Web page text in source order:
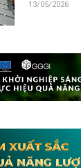
13/05/2026